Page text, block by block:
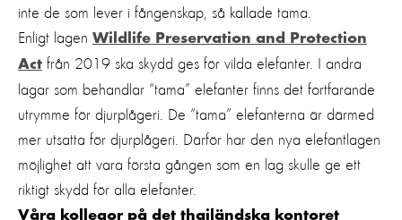
inte de som lever i fångenskap, så kallade tama.
Enligt lagen Wildlife Preservation and
Protection
Act från 2019 ska skydd ges för vilda elefanter. I andra
lagar som behandlar “tama” elefanter finns det fortfarande
utrymme för djurplågeri. De “tama” elefanterna är därmed
mer utsatta för djurplågeri. Därför har den nya elefantlagen
möjlighet att vara första gången som en lag skulle ge ett
riktigt skydd för alla elefanter.
Våra kollegor på det thailändska kontoret